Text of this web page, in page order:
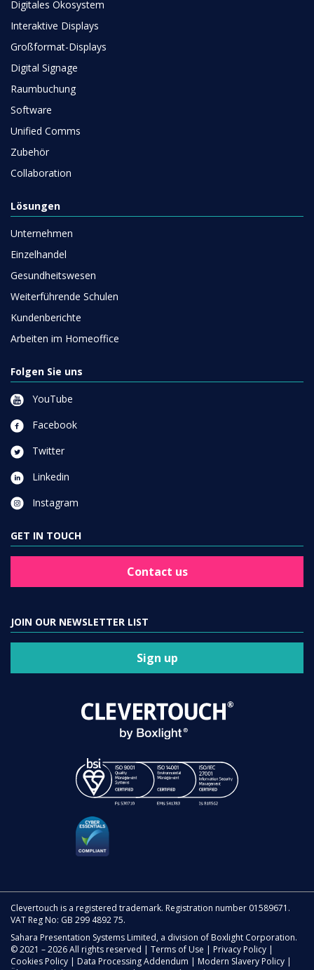
Digitales Ökosystem
Interaktive Displays
Großformat-Displays
Digital Signage
Raumbuchung
Software
Unified Comms
Zubehör
Collaboration
Lösungen
Unternehmen
Einzelhandel
Gesundheitswesen
Weiterführende Schulen
Kundenberichte
Arbeiten im Homeoffice
Folgen Sie uns
YouTube
Facebook
Twitter
Linkedin
Instagram
GET IN TOUCH
Contact us
JOIN OUR NEWSLETTER LIST
Sign up
Clevertouch is a registered trademark. Registration number 01589671.
VAT Reg No: GB 299 4892 75.
Sahara Presentation Systems Limited, a division of Boxlight Corporation.
© 2021 – 2026 All rights reserved | Terms of Use | Privacy Policy |
Cookies Policy | Data Processing Addendum | Modern Slavery Policy |